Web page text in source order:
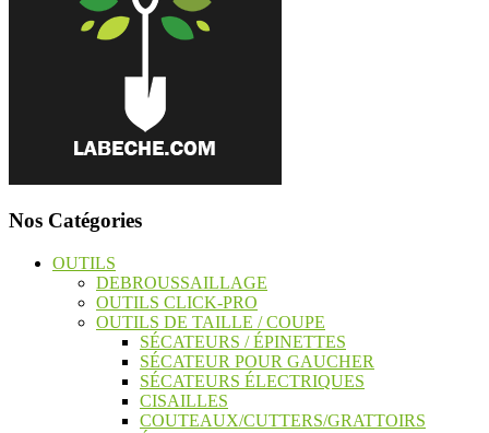
Nos Catégories
OUTILS
DEBROUSSAILLAGE
OUTILS CLICK-PRO
OUTILS DE TAILLE / COUPE
SÉCATEURS / ÉPINETTES
SÉCATEUR POUR GAUCHER
SÉCATEURS ÉLECTRIQUES
CISAILLES
COUTEAUX/CUTTERS/GRATTOIRS